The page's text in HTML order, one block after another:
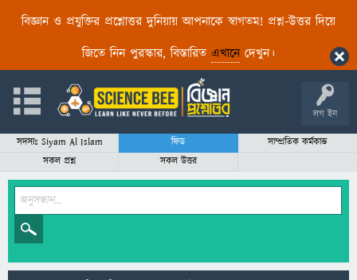
বিজ্ঞান ও প্রযুক্তির প্রশ্নোত্তর দুনিয়ায় আপনাকে স্বাগতম! প্রশ্ন-উত্তর দিয়ে
জিতে নিন পুরস্কার, বিস্তারিত এখানেদেখুন।
লগ ইন
সদস্যঃ Siyam Al Islam ফিড
সাম্প্রতিক কর্মকান্ড
সকল প্রশ্ন
সকল উত্তর